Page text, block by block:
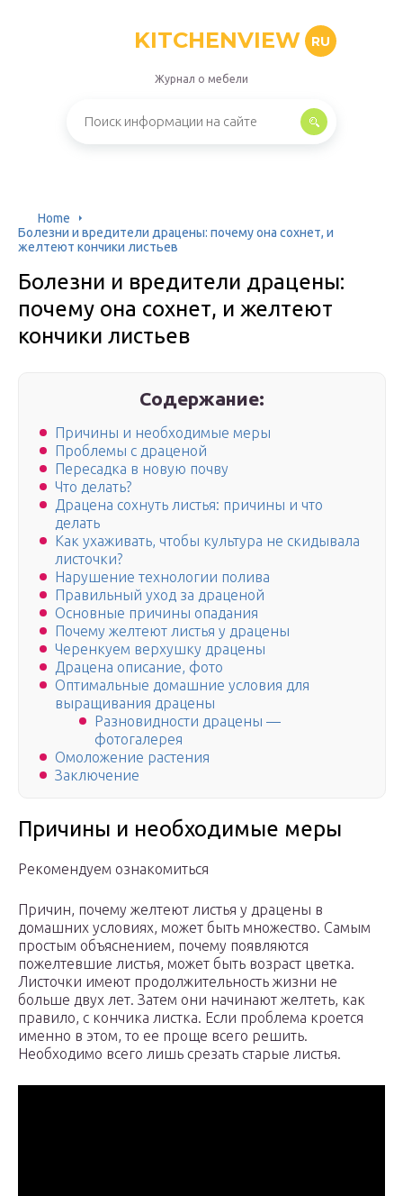
KITCHENVIEW RU
Журнал о мебели
Home
Болезни и вредители драцены: почему она сохнет, и
желтеют кончики листьев
Болезни и вредители драцены:
почему она сохнет, и желтеют
кончики листьев
Содержание:
Причины и необходимые меры
Проблемы с драценой
Пересадка в новую почву
Что делать?
Драцена сохнуть листья: причины и что
делать
Как ухаживать, чтобы культура не скидывала
листочки?
Нарушение технологии полива
Правильный уход за драценой
Основные причины опадания
Почему желтеют листья у драцены
Черенкуем верхушку драцены
Драцена описание, фото
Оптимальные домашние условия для
выращивания драцены
Разновидности драцены —
фотогалерея
Омоложение растения
Заключение
Причины и необходимые меры
Рекомендуем ознакомиться
Причин, почему желтеют листья у драцены в
домашних условиях, может быть множество. Самым
простым объяснением, почему появляются
пожелтевшие листья, может быть возраст цветка.
Листочки имеют продолжительность жизни не
больше двух лет. Затем они начинают желтеть, как
правило, с кончика листка. Если проблема кроется
именно в этом, то ее проще всего решить.
Необходимо всего лишь срезать старые листья.